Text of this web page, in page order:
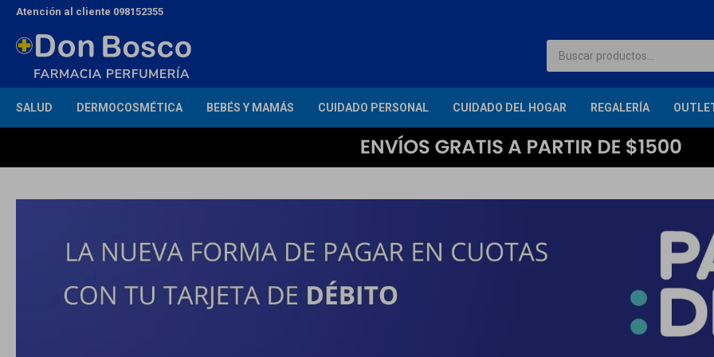
SALUD DERMOCOSMÉTICA BEBÉS Y MAMÁS CUIDADO PERSONAL CUIDADO DEL HOGAR REGALERÍA
Atención al cliente 098152355